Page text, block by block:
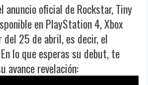
anuncio oficial de Rockstar, Tiny
en PlayStation 4, Xbox
del 25 de abril, es decir, el
lo que esperas su debut, te
avance revelación: